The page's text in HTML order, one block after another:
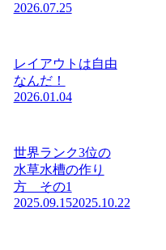
2026.07.25
レイアウトは自由
なんだ！
2026.01.04
世界ランク3位の
水草水槽の作り
方 その1
2025.09.152025.10.22